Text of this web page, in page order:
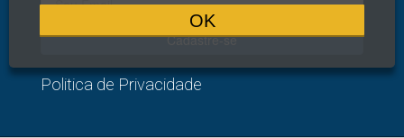
Cadastre-se
Politica de Privacidade
OK